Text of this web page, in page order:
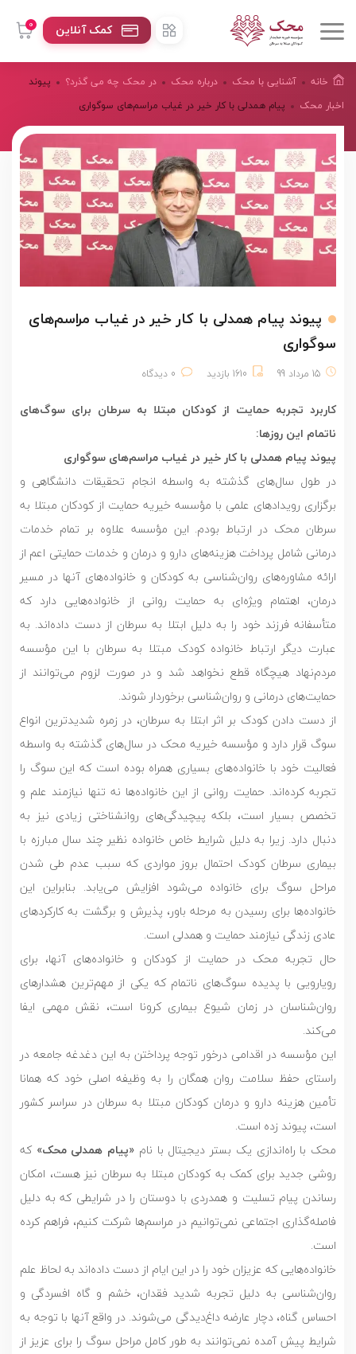
0 کمک آنلاین
خانه آشنایی با محک درباره محک
در محک چه می گذرد؟
اخبار محک
پیوند
پیام همدلی با کار خیر در غیاب مراسم‌های سوگواری
پیوند پیام همدلی با کار خیر در غیاب مراسم‌های
سوگواری
15 مرداد 99 1610 بازدید 0 دیدگاه
کاربرد تجربه حمایت از کودکان مبتلا به سرطان برای سوگ‌های
ناتمام این روزها:
پیوند پیام همدلی با کار خیر در غیاب مراسم‌های سوگواری
در طول سال‌های گذشته به واسطه انجام تحقیقات دانشگاهی و
برگزاری رویدادهای علمی با مؤسسه خیریه حمایت از کودکان مبتلا به
سرطان محک در ارتباط بودم. این مؤسسه علاوه بر تمام خدمات
درمانی شامل پرداخت هزینه‌های دارو و درمان و خدمات حمایتی اعم از
ارائه مشاوره‌های روان‌شناسی به کودکان و خانواده‌های آنها در مسیر
درمان، اهتمام ویژه‌ای به حمایت روانی از خانواده‌هایی دارد که
متأسفانه فرزند خود را به دلیل ابتلا به سرطان از دست داده‌اند. به
عبارت دیگر ارتباط خانواده کودک مبتلا به سرطان با این مؤسسه
مردم‌نهاد هیچگاه قطع نخواهد شد و در صورت لزوم می‌توانند از
حمایت‌های درمانی و روان‌شناسی برخوردار شوند.
از دست دادن کودک بر اثر ابتلا به سرطان، در زمره شدید‌ترین انواع
سوگ قرار دارد و مؤسسه خیریه محک در سال‌های گذشته به واسطه
فعالیت خود با خانواده‌های بسیاری همراه بوده است که این سوگ را
تجربه کرده‌اند. حمایت روانی از این خانواده‌ها نه تنها نیازمند علم و
تخصص بسیار است، بلکه پیچیدگی‌های روانشناختی زیادی نیز به
دنبال دارد. زیرا به دلیل شرایط خاص خانواده نظیر چند سال مبارزه با
بیماری سرطان کودک احتمال بروز مواردی که سبب عدم طی شدن
مراحل سوگ برای خانواده می‌شود افزایش می‌یابد. بنابراین این
خانواده‌ها برای رسیدن به مرحله باور، پذیرش و برگشت به کارکردهای
عادی زندگی نیازمند حمایت و همدلی است.
حال تجربه محک در حمایت از کودکان و خانواده‌های آنها، برای
رویارویی با پدیده سوگ‌های ناتمام که یکی از مهم‌ترین هشدارهای
روان‌شناسان در زمان شیوع بیماری کرونا است، نقش مهمی ایفا
می‌کند.
این مؤسسه در اقدامی درخور توجه پرداختن به این دغدغه جامعه در
راستای حفظ سلامت روان همگان را به وظیفه اصلی خود که همانا
تأمین هزینه دارو و درمان کودکان مبتلا به سرطان در سراسر کشور
است، پیوند زده است.
محک با راه‌اندازی یک بستر دیجیتال با نام «پیام همدلی محک» که
روشی جدید برای کمک به کودکان مبتلا به سرطان نیز هست، امکان
رساندن پیام تسلیت و همدردی با دوستان را در شرایطی که به دلیل
فاصله‌گذاری اجتماعی نمی‌توانیم در مراسم‌ها شرکت کنیم، فراهم کرده
است.
خانواده‌هایی که عزیزان خود را در این ایام از دست داده‌اند به لحاظ علم
روان‌شناسی به دلیل تجربه شدید فقدان، خشم و گاه افسردگی و
احساس گناه، دچار عارضه داغ‌دیدگی می‌شوند. در واقع آنها با توجه به
شرایط پیش آمده نمی‌توانند به طور کامل مراحل سوگ را برای عزیز از